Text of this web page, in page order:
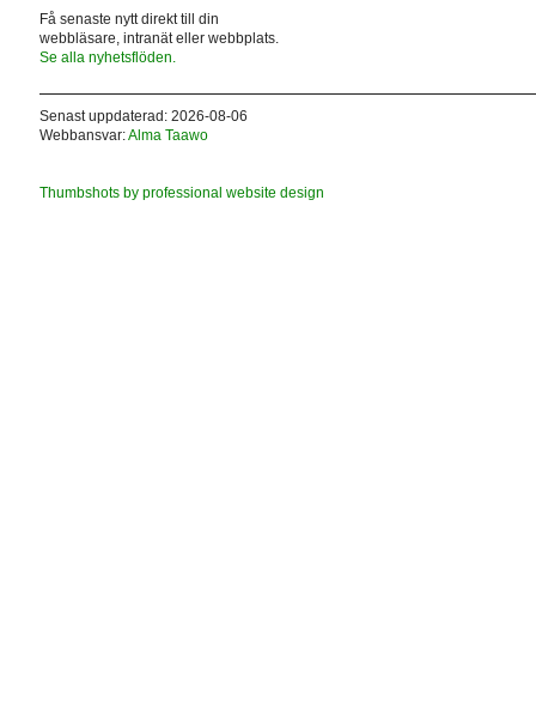
Få senaste nytt direkt till din
webbläsare, intranät eller webbplats.
Se alla nyhetsflöden.
Senast uppdaterad: 2026-08-06
Webbansvar:Alma Taawo
Thumbshots by professional website design